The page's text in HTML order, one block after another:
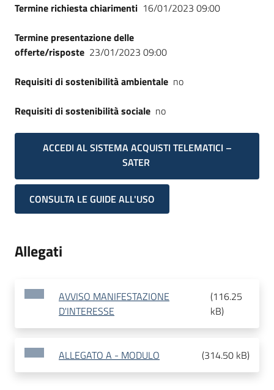
Termine richiesta chiarimenti 16/01/2023 09:00
Termine presentazione delle
offerte/risposte 23/01/2023 09:00
Requisiti di sostenibilità ambientale no
Requisiti di sostenibilità sociale no
ACCEDI AL SISTEMA ACQUISTI TELEMATICI –
SATER
CONSULTA LE GUIDE ALL'USO
Allegati
AVVISO MANIFESTAZIONE
D'INTERESSE
(116.25
kB)
ALLEGATO A - MODULO (314.50 kB)